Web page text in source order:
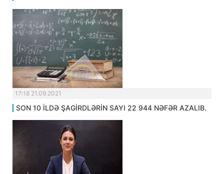
17:18 21.09.2021
SON 10 İLDƏ ŞAGİRDLƏRİN SAYI 22 944 NƏFƏR AZALIB.